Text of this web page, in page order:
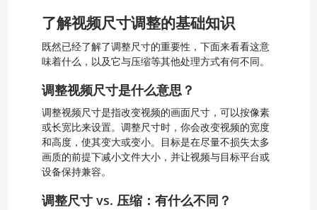
了解视频尺寸调整的基础知识
既然已经了解了调整尺寸的重要性，下面来看看这意
味着什么，以及它与压缩等其他处理方式有何不同。
调整视频尺寸是什么意思？
调整视频尺寸是指改变视频的画面尺寸，可以按像素
或长宽比来设置。调整尺寸时，你会改变视频的宽度
和高度，使其变大或变小。目标是在尽量不损失太多
画质的前提下减小文件大小，并让视频与目标平台或
设备保持兼容。
调整尺寸 vs. 压缩：有什么不同？